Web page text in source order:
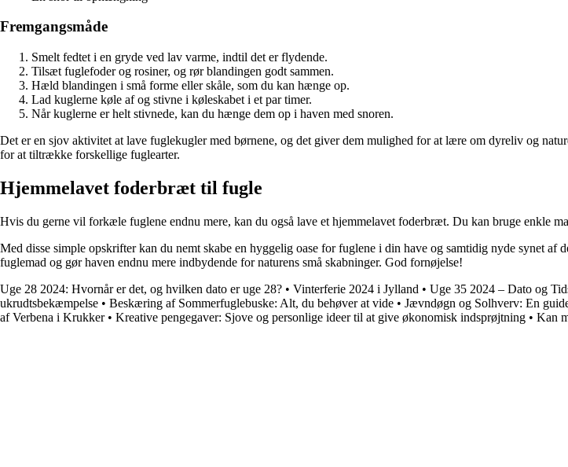
Fremgangsmåde
Smelt fedtet i en gryde ved lav varme, indtil det er flydende.
Tilsæt fuglefoder og rosiner, og rør blandingen godt sammen.
Hæld blandingen i små forme eller skåle, som du kan hænge op.
Lad kuglerne køle af og stivne i køleskabet i et par timer.
Når kuglerne er helt stivnede, kan du hænge dem op i haven med snoren.
Det er en sjov aktivitet at lave fuglekugler med børnene, og det giver dem mulighed for at lære om dyreliv og
for at tiltrække forskellige fuglearter.
Hjemmelavet foderbræt til fugle
Hvis du gerne vil forkæle fuglene endnu mere, kan du også lave et hjemmelavet foderbræt. Du kan bruge enkle
Med disse simple opskrifter kan du nemt skabe en hyggelig oase for fuglene i din have og samtidig nyde synet
fuglemad og gør haven endnu mere indbydende for naturens små skabninger. God fornøjelse!
Uge 28 2024: Hvornår er det, og hvilken dato er uge 28? • Vinterferie 2024 i Jylland • Uge 35 2024 – Dato og
ukrudtsbekæmpelse • Beskæring af Sommerfuglebuske: Alt, du behøver at vide • Jævndøgn og Solhverv: En
af Verbena i Krukker• Kreative pengegaver: Sjove og personlige ideer til at give økonomisk indsprøjtning • Kan